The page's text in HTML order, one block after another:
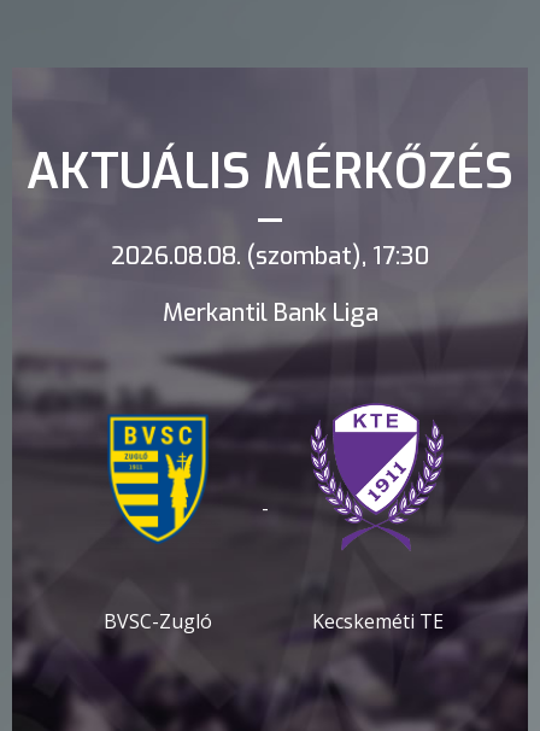
AKTUÁLIS MÉRKŐZÉS
2026.08.08. (szombat), 17:30
Merkantil Bank Liga
BVSC-Zugló
-
Kecskeméti TE